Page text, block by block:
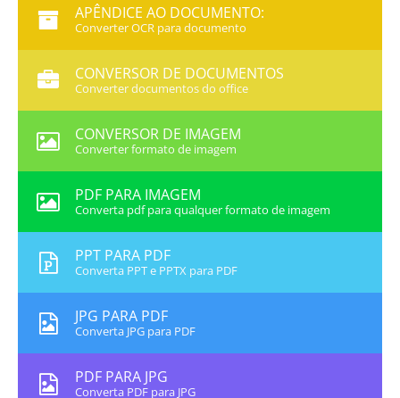
APÊNDICE AO DOCUMENTO:
Converter OCR para documento
CONVERSOR DE DOCUMENTOS
Converter documentos do office
CONVERSOR DE IMAGEM
Converter formato de imagem
PDF PARA IMAGEM
Converta pdf para qualquer formato de imagem
PPT PARA PDF
Converta PPT e PPTX para PDF
JPG PARA PDF
Converta JPG para PDF
PDF PARA JPG
Converta PDF para JPG